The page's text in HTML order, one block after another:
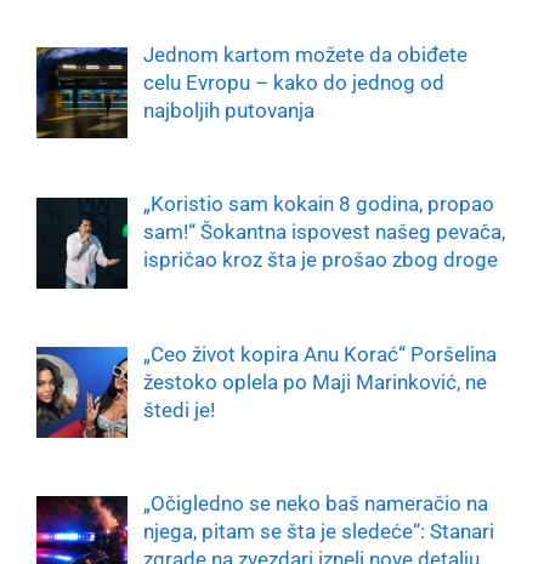
Jednom kartom možete da obiđete
celu Evropu – kako do jednog od
najboljih putovanja
„Koristio sam kokain 8 godina, propao
sam!“ Šokantna ispovest našeg pevača,
ispričao kroz šta je prošao zbog droge
„Ceo život kopira Anu Korać“ Poršelina
žestoko oplela po Maji Marinković, ne
štedi je!
„Očigledno se neko baš nameračio na
njega, pitam se šta je sledeće“: Stanari